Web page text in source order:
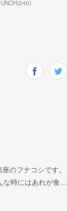
(240)
のフナコシです。
な時にはあれが食…